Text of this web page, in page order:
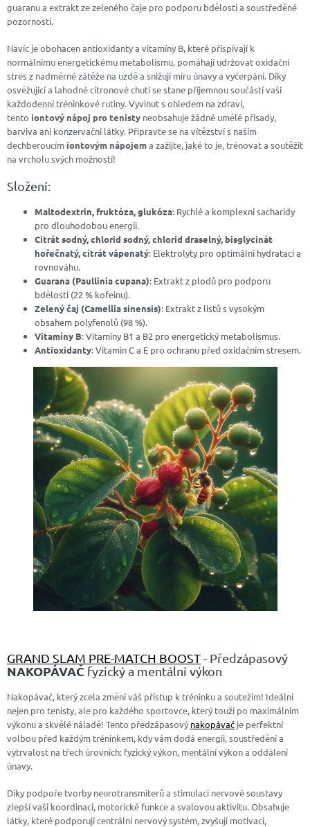
guaranu a extrakt ze zeleného čaje pro podporu bdělosti a soustředěné
pozornosti.
Navíc je obohacen antioxidanty a vitamíny B, které přispívají k
normálnímu energetickému metabolismu, pomáhají udržovat oxidační
stres z nadměrné zátěže na uzdě a snižují míru únavy a vyčerpání. Díky
osvěžující a lahodné citronové chuti se stane příjemnou součástí vaší
každodenní tréninkové rutiny. Vyvinut s ohledem na zdraví,
tento iontový nápoj pro tenisty neobsahuje žádné umělé přísady,
barviva ani konzervační látky. Připravte se na vítězství s naším
dechberoucím iontovým nápojema zažijte, jaké to je, trénovat a soutěžit
na vrcholu svých možností!
Složení:
Maltodextrin, fruktóza, glukóza: Rychlé a komplexní sacharidy
pro dlouhodobou energii.
Citrát sodný, chlorid sodný, chlorid draselný, bisglycinát
hořečnatý, citrát vápenatý: Elektrolyty pro optimální hydrataci a
rovnováhu.
Guarana (Paullinia cupana): Extrakt z plodů pro podporu
bdělosti (22 % kofeinu).
Zelený čaj (Camellia sinensis): Extrakt z listů s vysokým
obsahem polyfenolů (98 %).
Vitamíny B: Vitamíny B1 a B2 pro energetický metabolismus.
Antioxidanty: Vitamin C a E pro ochranu před oxidačním stresem.
GRAND SLAM PRE-MATCH BOOST- Předzápasový
NAKOPÁVAČ fyzický a mentální výkon
Nakopávač, který zcela změní váš přístup k tréninku a soutežím! Ideální
nejen pro tenisty, ale pro každého sportovce, který touží po maximálním
výkonu a skvělé náladě! Tento předzápasový nakopávač je perfektní
volbou před každým tréninkem, kdy vám dodá energii, soustředění a
vytrvalost na třech úrovních: fyzický výkon, mentální výkon a oddálení
únavy.
Díky podpoře tvorby neurotransmiterů a stimulaci nervové soustavy
zlepší vaši koordinaci, motorické funkce a svalovou aktivitu. Obsahuje
látky, které podporují centrální nervový systém, zvyšují motivaci,